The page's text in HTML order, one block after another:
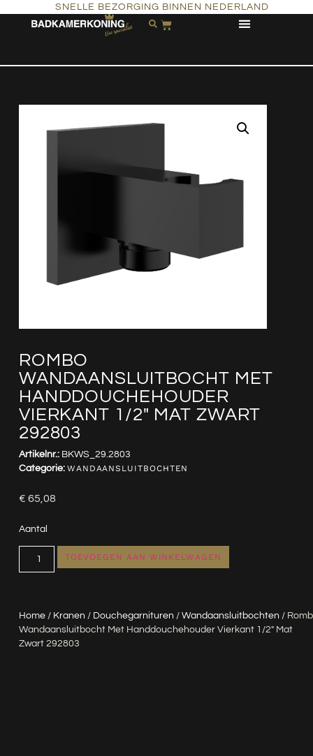
SNELLE BEZORGING BINNEN NEDERLAND
ROMBO
WANDAANSLUITBOCHT MET
HANDDOUCHEHOUDER
VIERKANT 1/2″ MAT ZWART
292803
Home/ Kranen / Douchegarnituren / Wandaansluitbochten /
Wandaansluitbocht Met Handdouchehouder Vierkant 1/2″ Mat
Zwart 292803
Artikelnr.: BKWS_29.2803
Categorie: WANDAANSLUITBOCHTEN
€ 65,08
Aantal
TOEVOEGEN AAN WINKELWAGEN